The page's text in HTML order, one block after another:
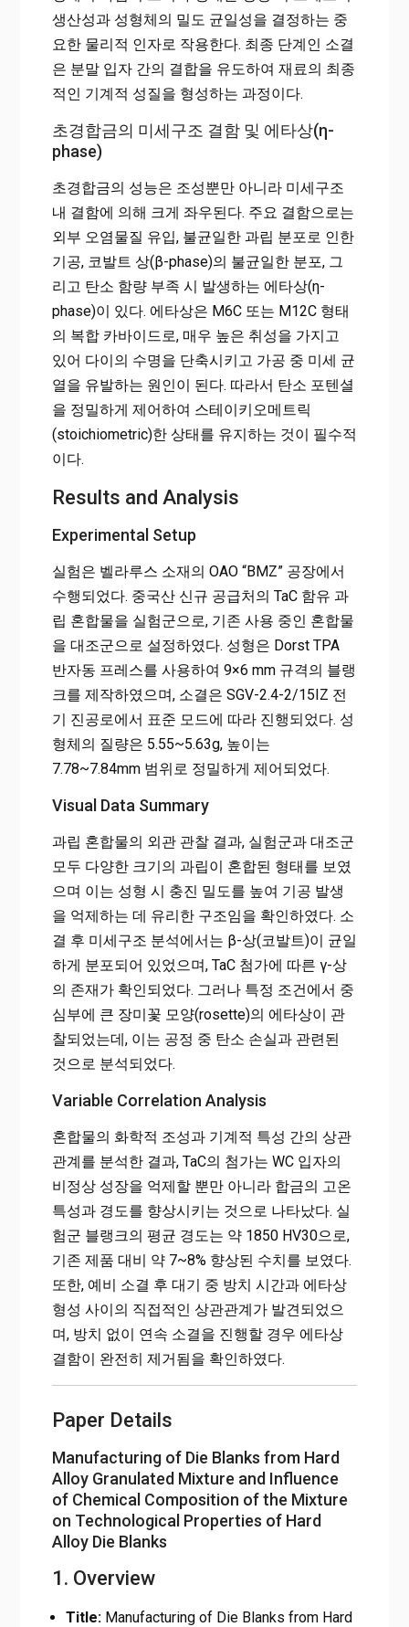
생산성과 성형체의 밀도 균일성을 결정하는 중
요한 물리적 인자로 작용한다. 최종 단계인 소결
은 분말 입자 간의 결합을 유도하여 재료의 최종
적인 기계적 성질을 형성하는 과정이다.
초경합금의 미세구조 결함 및 에타상(η-
phase)
초경합금의 성능은 조성뿐만 아니라 미세구조
내 결함에 의해 크게 좌우된다. 주요 결함으로는
외부 오염물질 유입, 불균일한 과립 분포로 인한
기공, 코발트 상(β-phase)의 불균일한 분포, 그
리고 탄소 함량 부족 시 발생하는 에타상(η-
phase)이 있다. 에타상은 M6C 또는 M12C 형태
의 복합 카바이드로, 매우 높은 취성을 가지고
있어 다이의 수명을 단축시키고 가공 중 미세 균
열을 유발하는 원인이 된다. 따라서 탄소 포텐셜
을 정밀하게 제어하여 스테이키오메트릭
(stoichiometric)한 상태를 유지하는 것이 필수적
이다.
Results and Analysis
Experimental Setup
실험은 벨라루스 소재의 OAO “BMZ” 공장에서
수행되었다. 중국산 신규 공급처의 TaC 함유 과
립 혼합물을 실험군으로, 기존 사용 중인 혼합물
을 대조군으로 설정하였다. 성형은 Dorst TPA
반자동 프레스를 사용하여 9×6 mm 규격의 블랭
크를 제작하였으며, 소결은 SGV-2.4-2/15IZ 전
기 진공로에서 표준 모드에 따라 진행되었다. 성
형체의 질량은 5.55~5.63g, 높이는
7.78~7.84mm 범위로 정밀하게 제어되었다.
Visual Data Summary
과립 혼합물의 외관 관찰 결과, 실험군과 대조군
모두 다양한 크기의 과립이 혼합된 형태를 보였
으며 이는 성형 시 충진 밀도를 높여 기공 발생
을 억제하는 데 유리한 구조임을 확인하였다. 소
결 후 미세구조 분석에서는 β-상(코발트)이 균일
하게 분포되어 있었으며, TaC 첨가에 따른 γ-상
의 존재가 확인되었다. 그러나 특정 조건에서 중
심부에 큰 장미꽃 모양(rosette)의 에타상이 관
찰되었는데, 이는 공정 중 탄소 손실과 관련된
것으로 분석되었다.
Variable Correlation Analysis
혼합물의 화학적 조성과 기계적 특성 간의 상관
관계를 분석한 결과, TaC의 첨가는 WC 입자의
비정상 성장을 억제할 뿐만 아니라 합금의 고온
특성과 경도를 향상시키는 것으로 나타났다. 실
험군 블랭크의 평균 경도는 약 1850 HV30으로,
기존 제품 대비 약 7~8% 향상된 수치를 보였다.
또한, 예비 소결 후 대기 중 방치 시간과 에타상
형성 사이의 직접적인 상관관계가 발견되었으
며, 방치 없이 연속 소결을 진행할 경우 에타상
결함이 완전히 제거됨을 확인하였다.
Paper Details
Manufacturing of Die Blanks from Hard
Alloy Granulated Mixture and Influence
of Chemical Composition of the Mixture
on Technological Properties of Hard
Alloy Die Blanks
1. Overview
Title:Manufacturing of Die Blanks from Hard